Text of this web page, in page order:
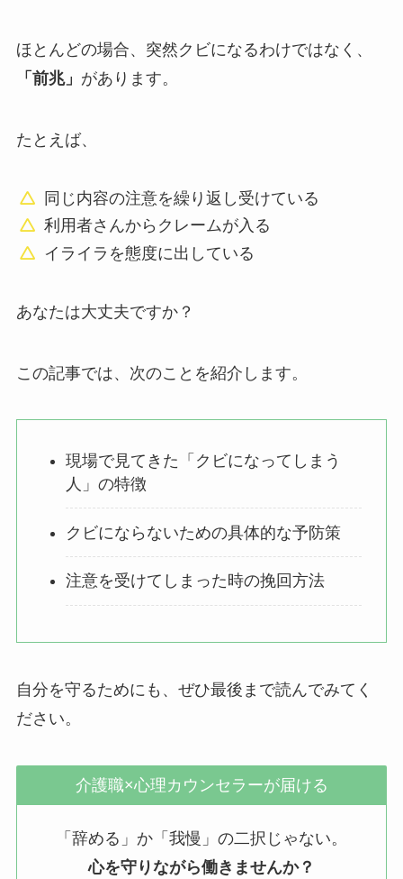
ほとんどの場合、突然クビになるわけではなく、
「前兆」 があります。
たとえば、
同じ内容の注意を繰り返し受けている
利用者さんからクレームが入る
イライラを態度に出している
あなたは大丈夫ですか？
この記事では、次のことを紹介します。
現場で見てきた「クビになってしまう
人」の特徴
クビにならないための具体的な予防策
注意を受けてしまった時の挽回方法
自分を守るためにも、ぜひ最後まで読んでみてく
ださい。
介護職×心理カウンセラーが届ける
「辞める」か「我慢」の二択じゃない。
心を守りながら働きませんか？